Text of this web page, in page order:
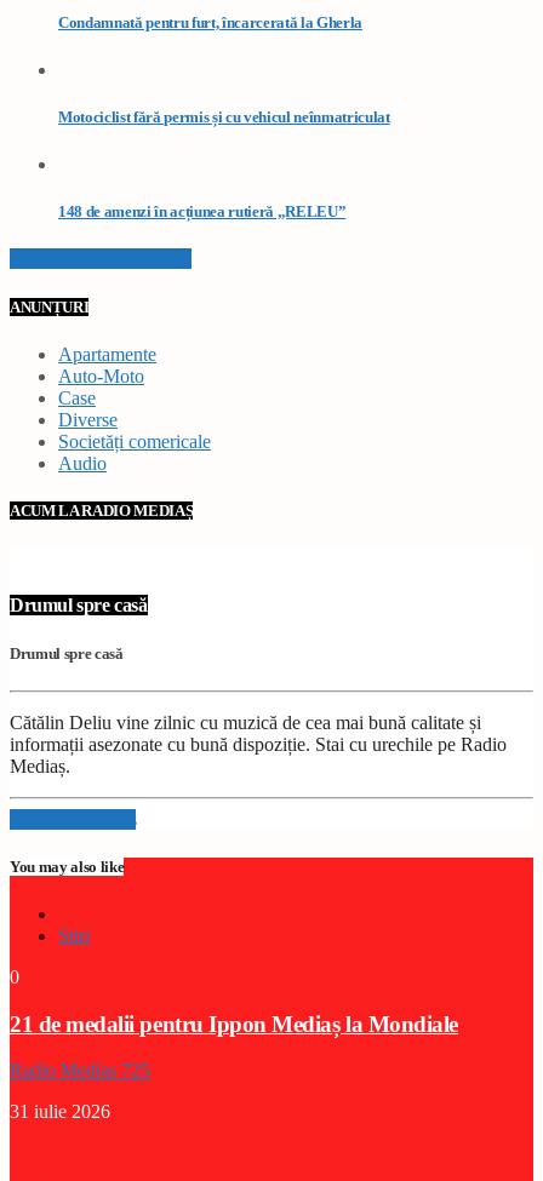
Condamnată pentru furt, încarcerată la Gherla
Motociclist fără permis și cu vehicul neînmatriculat
148 de amenzi în acțiunea rutieră „RELEU”
ANUNȚURI
Apartamente
Auto-Moto
Case
Diverse
Societăți comericale
Audio
ACUM LA RADIO MEDIAȘ
Drumul spre casă
Drumul spre casă
Cătălin Deliu vine zilnic cu muzică de cea mai bună calitate și
informații asezonate cu bună dispoziție. Stai cu urechile pe Radio
Mediaș.
Info and episodes
You may also like
Stiri
0
21 de medalii pentru Ippon Mediaș la Mondiale
Radio Medias 725
31 iulie 2026